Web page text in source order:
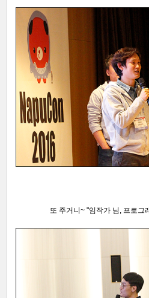
또 주거니~ "임작가 님, 프로그